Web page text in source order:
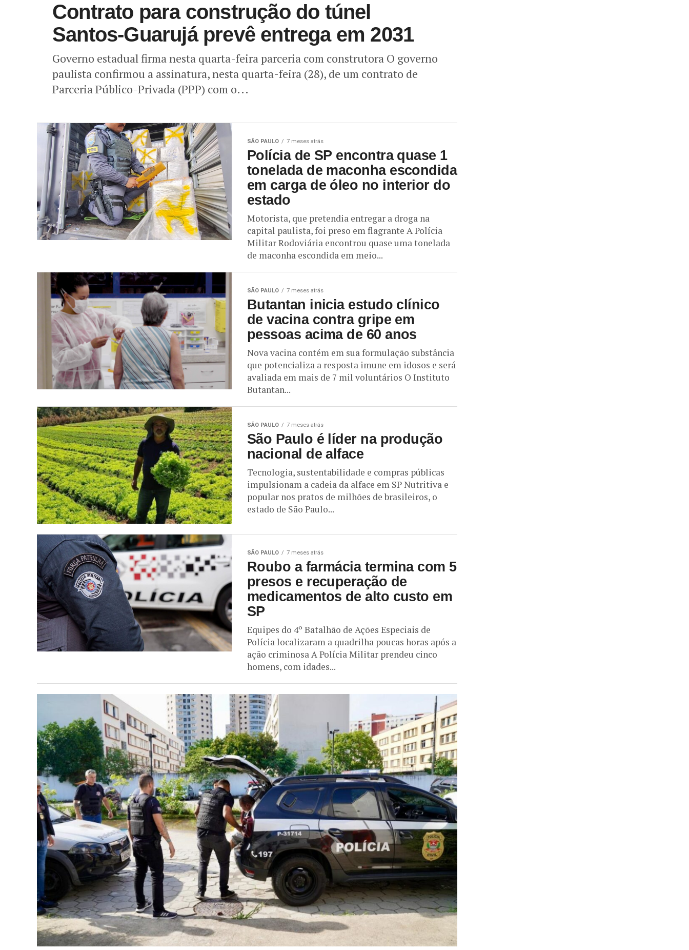
Contrato para construção do túnel
Santos-Guarujá prevê entrega em 2031
Governo estadual firma nesta quarta-feira parceria com construtora O governo
paulista confirmou a assinatura, nesta quarta-feira (28), de um contrato de
Parceria Público-Privada (PPP) com o...
SÃO PAULO 7 meses atrás
Polícia de SP encontra quase 1
tonelada de maconha escondida
em carga de óleo no interior do
estado
Motorista, que pretendia entregar a droga na
capital paulista, foi preso em flagrante A Polícia
Militar Rodoviária encontrou quase uma tonelada
de maconha escondida em meio...
SÃO PAULO 7 meses atrás
Butantan inicia estudo clínico
de vacina contra gripe em
pessoas acima de 60 anos
Nova vacina contém em sua formulação substância
que potencializa a resposta imune em idosos e será
avaliada em mais de 7 mil voluntários O Instituto
Butantan...
SÃO PAULO 7 meses atrás
São Paulo é líder na produção
nacional de alface
Tecnologia, sustentabilidade e compras públicas
impulsionam a cadeia da alface em SP Nutritiva e
popular nos pratos de milhões de brasileiros, o
estado de São Paulo...
SÃO PAULO 7 meses atrás
Roubo a farmácia termina com 5
presos e recuperação de
medicamentos de alto custo em
SP
Equipes do 4º Batalhão de Ações Especiais de
Polícia localizaram a quadrilha poucas horas após a
ação criminosa A Polícia Militar prendeu cinco
homens, com idades...